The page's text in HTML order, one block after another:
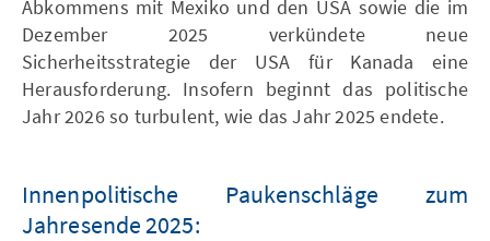
Abkommens mit Mexiko und den USA sowie die im
Dezember 2025 verkündete neue
Sicherheitsstrategie der USA für Kanada eine
Herausforderung. Insofern beginnt das politische
Jahr 2026 so turbulent, wie das Jahr 2025 endete.
Innenpolitische Paukenschläge zum
Jahresende 2025: